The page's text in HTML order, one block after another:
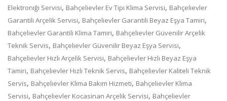
Elektroniği Servisi, Bahçelievler Ev Tipi Klima Servisi, Bahçelievler
Garantili Arçelik Servisi, Bahçelievler Garantili Beyaz Eşya Tamiri,
Bahçelievler Garantili Klima Tamiri, Bahçelievler Güvenilir Arçelik
Teknik Servis, Bahçelievler Güvenilir Beyaz Eşya Servisi,
Bahçelievler Hızlı Arçelik Servisi, Bahçelievler Hızlı Beyaz Eşya
Tamiri, Bahçelievler Hızlı Teknik Servis, Bahçelievler Kaliteli Teknik
Servis, Bahçelievler Klima Bakım Hizmeti, Bahçelievler Klima
Servisi, Bahçelievler Kocasinan Arçelik Servisi, Bahçelievler